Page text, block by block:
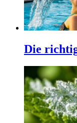
Die